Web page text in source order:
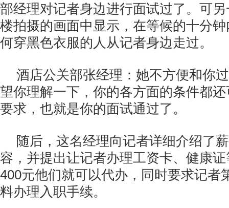
部经理对记者身边进行面试过了。可
楼拍摄的画面中显示，在等候的十分
何穿黑色衣服的人从记者身边走过。
酒店公关部张经理：她不方便和你
望你理解一下，你的各方面的条件都
要求，也就是你的面试通过了。
随后，这名经理向记者详细介绍了
容，并提出让记者办理工资卡、健康
400元他们就可以代办，同时要求记者
料办理入职手续。